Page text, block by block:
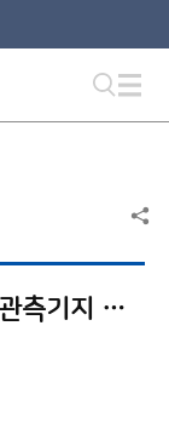
유희동 기상청장, 제3 해양기상관측기지 점검 및 소통